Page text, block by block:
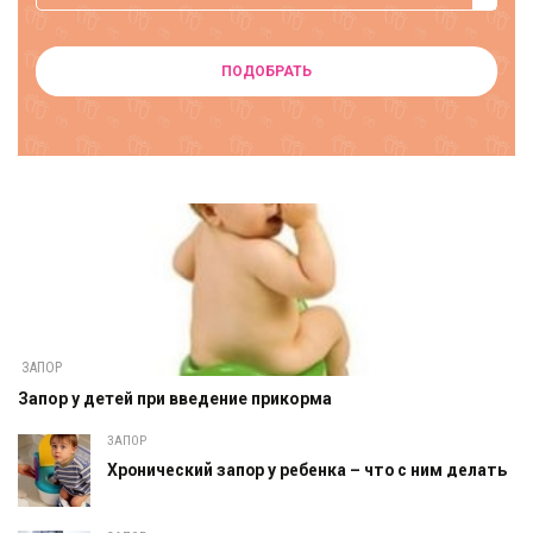
ПОДОБРАТЬ
ЗАПОР
Запор у детей при введение прикорма
ЗАПОР
Хронический запор у ребенка – что с ним делать